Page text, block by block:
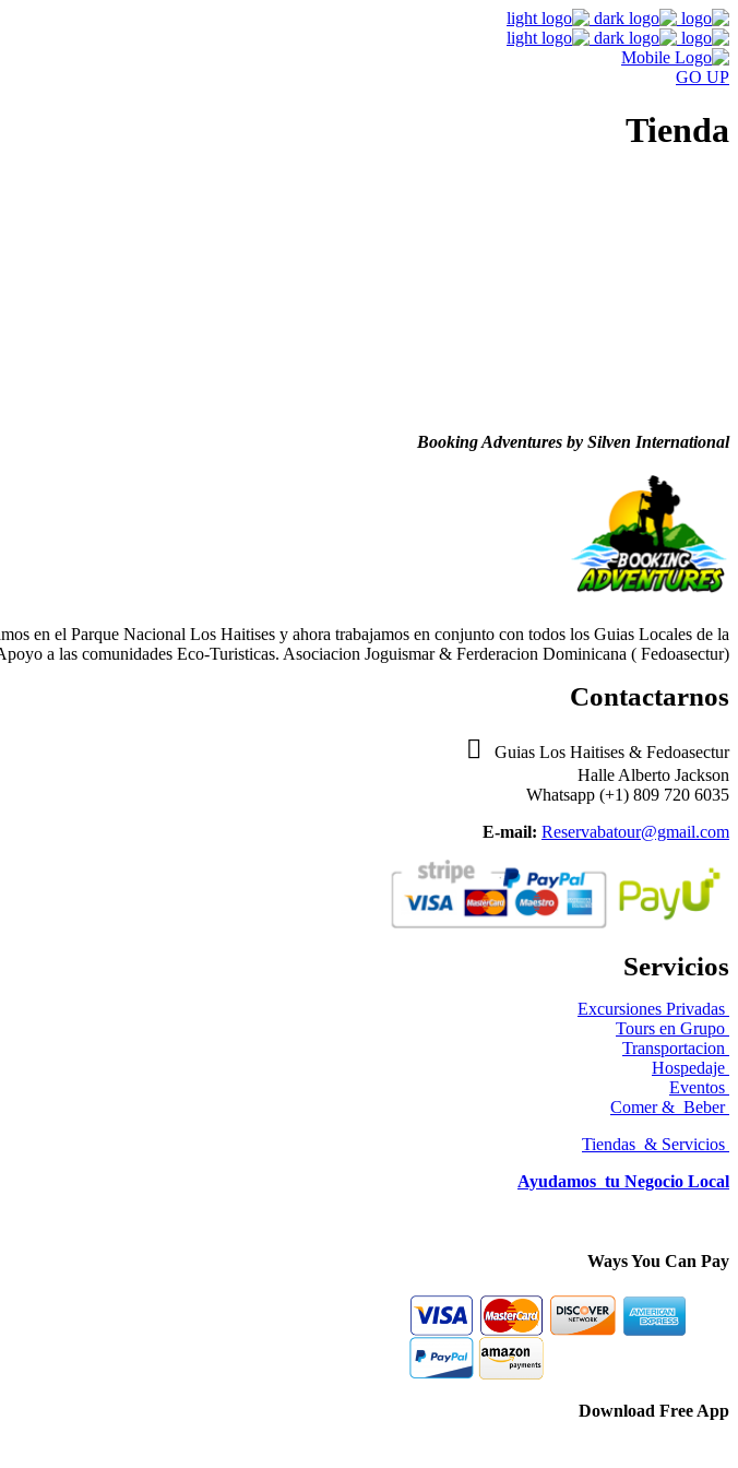
GO UP
Tienda
Booking Adventures by Silven International
en el Parque Nacional Los Haitises y ahora trabajamos en conjunto con todos los Guias Locales de la
a las comunidades Eco-Turisticas. Asociacion Joguismar & Ferderacion Dominicana ( Fedoasectur).
Contactarnos
 Guias Los Haitises & Fedoasectur
Halle Alberto Jackson
Whatsapp (+1) 809 720 6035
E-mail: Reservabatour@gmail.com
Servicios
Comer
& Beber
Ayudamos tu Negocio Local
Ways You Can Pay
Download Free App